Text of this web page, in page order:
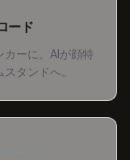
ード
ーに。AIが顔特
タンドへ。